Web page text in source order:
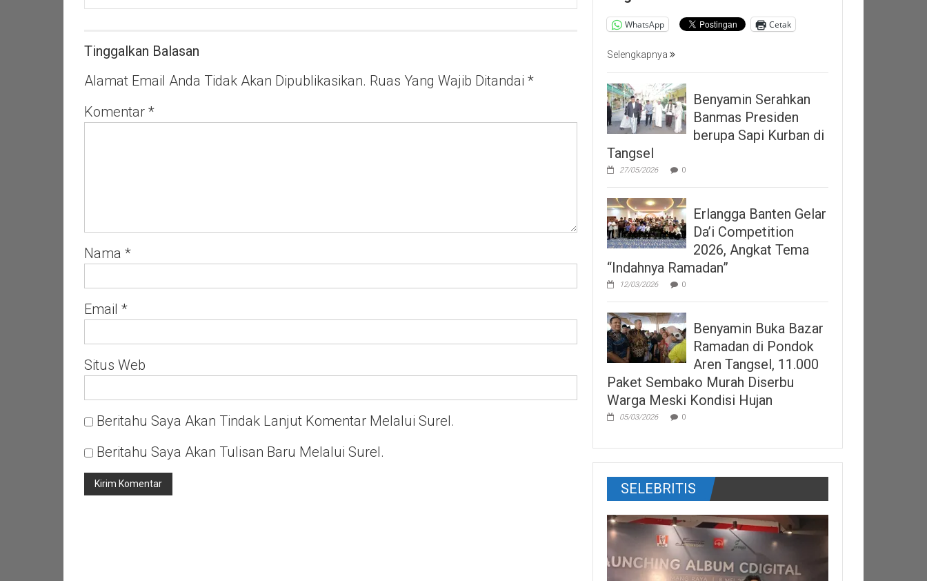
Tinggalkan Balasan
Alamat Email Anda Tidak Akan Dipublikasikan. Ruas Yang Wajib Ditandai *
Komentar *
Nama *
Email *
Situs Web
Beritahu Saya Akan Tindak Lanjut Komentar Melalui Surel.
Beritahu Saya Akan Tulisan Baru Melalui Surel.
WhatsApp Cetak
Selengkapnya
Benyamin Serahkan
Banmas Presiden
berupa Sapi Kurban di
Tangsel
27/05/2026 0
Erlangga Banten Gelar
Da’i Competition
2026, Angkat Tema
“Indahnya Ramadan”
12/03/2026 0
Benyamin Buka Bazar
Ramadan di Pondok
Aren Tangsel, 11.000
Paket Sembako Murah Diserbu
Warga Meski Kondisi Hujan
05/03/2026 0
SELEBRITIS